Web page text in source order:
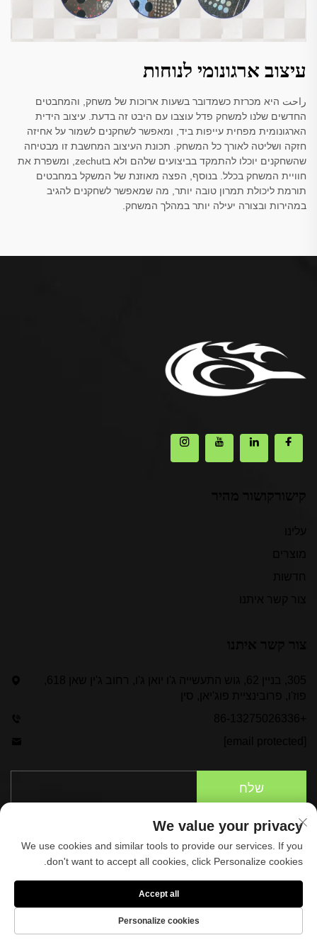
עיצוב ארגונומי לנוחות
راحت היא מכרזת כשמדובר בשעות ארוכות של משחק, והמחבטים
החדשים שלנו למשחק פדל עוצבו עם היבט זה בדעת. עיצוב הידית
הארגונומית מפחית עייפות ביד, ומאפשר לשחקנים לשמור על אחיזה
חזקה ושליטה לאורך כל המשחק. תכונת העיצוב המחשבת זו מבטיחה
שהשחקנים יוכלו להתמקד בביצועים שלהם ולא בzechut, ומשפרת את
חוויית המשחק בכלל. בנוסף, הפצה מאוזנת של המשקל במחבטים
תורמת ליכולת תמרון טובה יותר, מה שמאפשר לשחקנים להגיב
במהירות ובצורה יעילה יותר במהלך המשחק.
קישורקושור מהיר
שלח
כל הזכויות שמורות © 2025 לתספוא ספורטס מיינופקטורינג
בעמ.מדיניותICY
We value your privacy
We use cookies and similar tools to provide our services. If you
don't want to accept all cookies, click Personalize cookies.
Personalize cookies
Accept all